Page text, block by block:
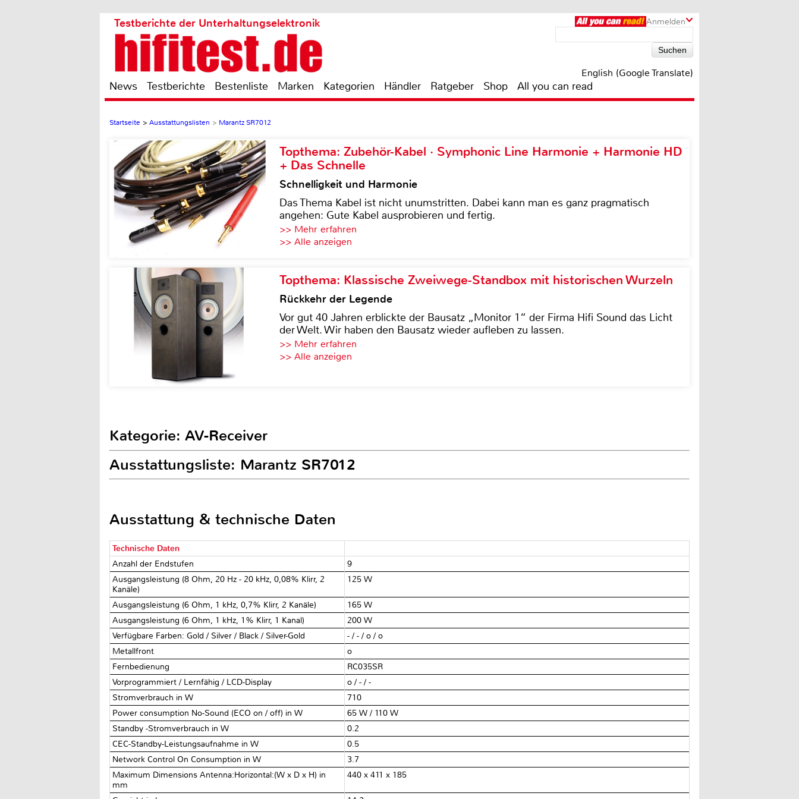
Anmelden
Testberichte der Unterhaltungselektronik
English (Google Translate)
News Testberichte Bestenliste Marken Kategorien Händler Ratgeber Shop All you can read
Startseite > Ausstattungslisten > Marantz SR7012
Topthema: Zubehör-Kabel · Symphonic Line Harmonie + Harmonie HD
+ Das Schnelle
Schnelligkeit und Harmonie
Das Thema Kabel ist nicht unumstritten. Dabei kann man es ganz pragmatisch
angehen: Gute Kabel ausprobieren und fertig.
>> Mehr erfahren
>> Alle anzeigen
Topthema: Klassische Zweiwege-Standbox mit historischen Wurzeln
Rückkehr der Legende
Vor gut 40 Jahren erblickte der Bausatz „Monitor 1“ der Firma Hifi Sound das Licht
der Welt. Wir haben den Bausatz wieder aufleben zu lassen.
>> Mehr erfahren
>> Alle anzeigen
Kategorie: AV-Receiver
Ausstattungsliste: Marantz SR7012
Ausstattung & technische Daten
Technische Daten
Anzahl der Endstufen
9
Ausgangsleistung (8 Ohm, 20 Hz - 20 kHz, 0,08% Klirr, 2
Kanäle)
125 W
Ausgangsleistung (6 Ohm, 1 kHz, 0,7% Klirr, 2 Kanäle)
165 W
Ausgangsleistung (6 Ohm, 1 kHz, 1% Klirr, 1 Kanal)
200 W
Verfügbare Farben: Gold / Silver / Black / Silver-Gold
- / - / o / o
Metallfront
o
Fernbedienung
RC035SR
Vorprogrammiert / Lernfähig / LCD-Display
o / - / -
Stromverbrauch in W
710
Power consumption No-Sound (ECO on / off) in W
65 W / 110 W
Standby -Stromverbrauch in W
0.2
CEC-Standby-Leistungsaufnahme in W
0.5
Network Control On Consumption in W
3.7
Maximum Dimensions Antenna:Horizontal:(W x D x H) in
mm
440 x 411 x 185